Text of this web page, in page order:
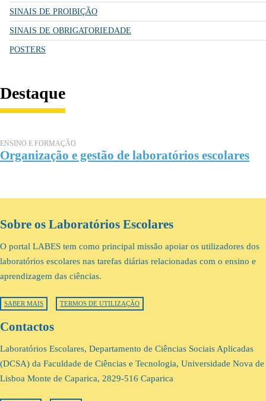
SINAIS DE PROIBIÇÃO
SINAIS DE OBRIGATORIEDADE
POSTERS
Destaque
ENSINO E FORMAÇÃO
Organização e gestão de laboratórios escolares
Sobre os Laboratórios Escolares
O portal LABES tem como principal missão apoiar os utilizadores dos
laboratórios escolares nas tarefas diárias relacionadas com o ensino e
aprendizagem das ciências.
SABER MAIS TERMOS DE UTILIZAÇÃO
Contactos
Laboratórios Escolares, Departamento de Ciências Sociais Aplicadas
(DCSA) da Faculdade de Ciências e Tecnologia, Universidade Nova de
Lisboa Monte de Caparica, 2829-516 Caparica